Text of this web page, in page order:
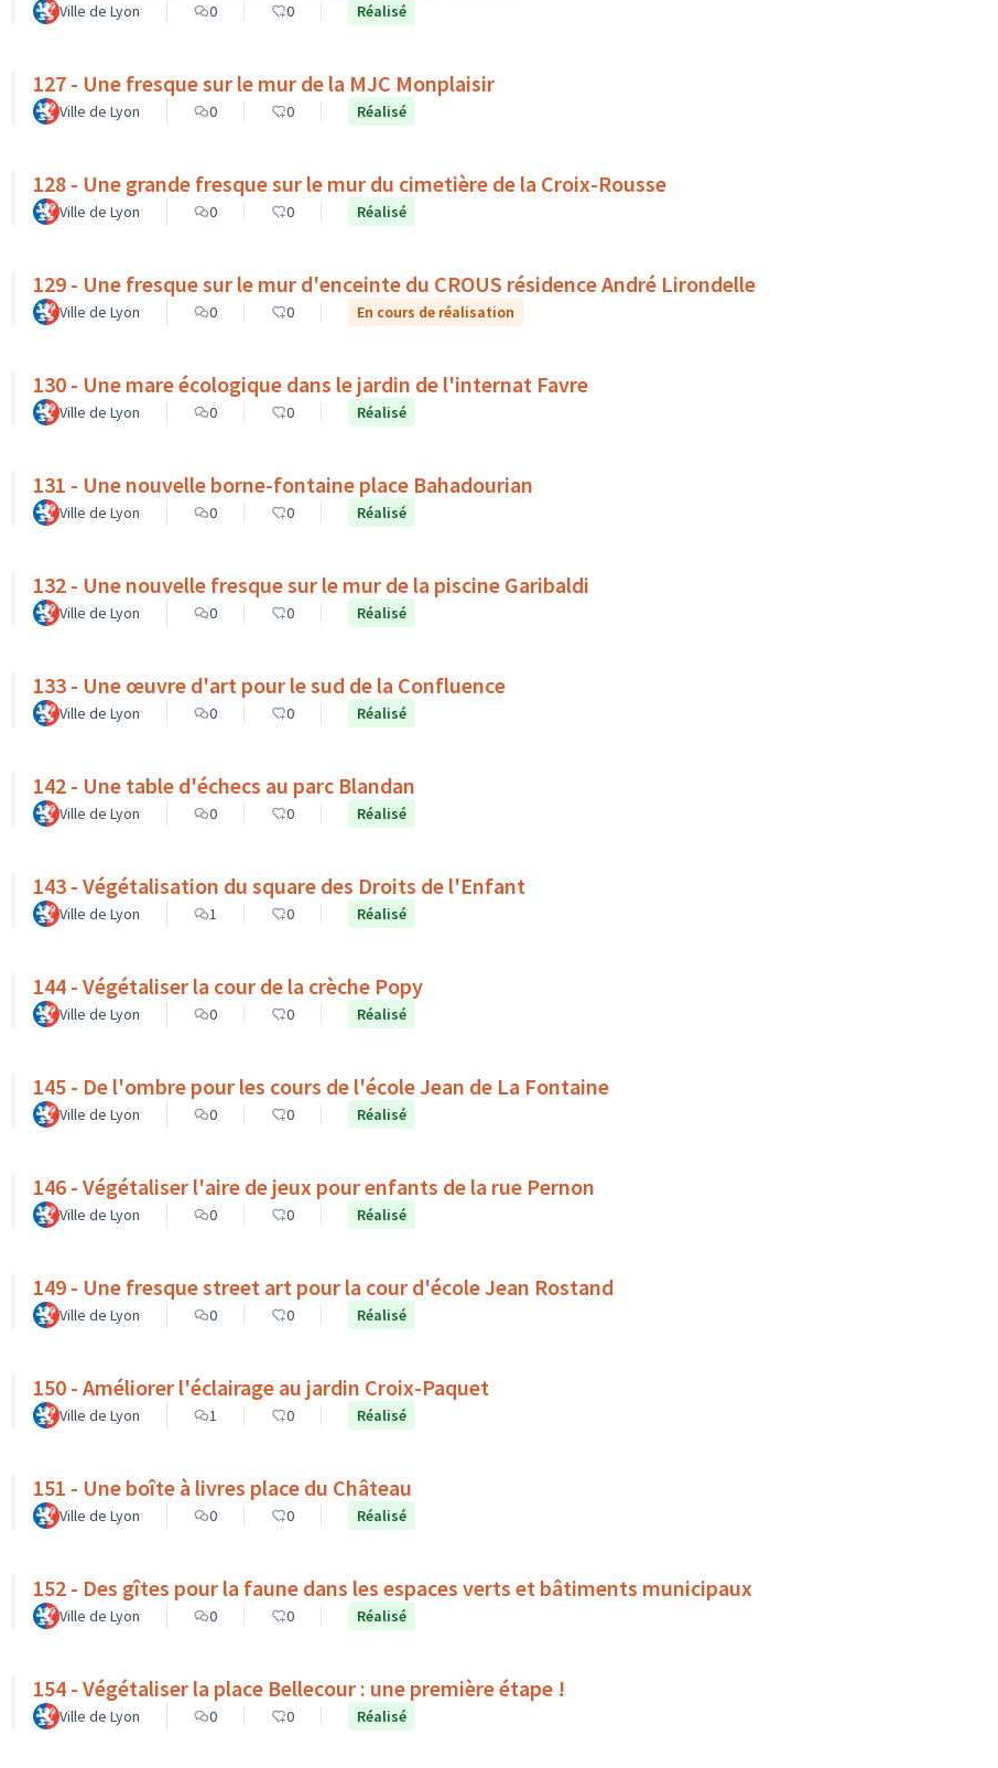
Ville de Lyon 0 0 Réalisé
127 - Une fresque sur le mur de la MJC Monplaisir
Ville de Lyon 0 0 Réalisé
128 - Une grande fresque sur le mur du cimetière de la Croix-Rousse
Ville de Lyon 0 0 Réalisé
129 - Une fresque sur le mur d'enceinte du CROUS résidence André Lirondelle
Ville de Lyon 0 0 En cours de réalisation
130 - Une mare écologique dans le jardin de l'internat Favre
Ville de Lyon 0 0 Réalisé
131 - Une nouvelle borne-fontaine place Bahadourian
Ville de Lyon 0 0 Réalisé
132 - Une nouvelle fresque sur le mur de la piscine Garibaldi
Ville de Lyon 0 0 Réalisé
133 - Une œuvre d'art pour le sud de la Confluence
Ville de Lyon 0 0 Réalisé
142 - Une table d'échecs au parc Blandan
Ville de Lyon 0 0 Réalisé
143 - Végétalisation du square des Droits de l'Enfant
Ville de Lyon 1 0 Réalisé
144 - Végétaliser la cour de la crèche Popy
Ville de Lyon 0 0 Réalisé
145 - De l'ombre pour les cours de l'école Jean de La Fontaine
Ville de Lyon 0 0 Réalisé
146 - Végétaliser l'aire de jeux pour enfants de la rue Pernon
Ville de Lyon 0 0 Réalisé
149 - Une fresque street art pour la cour d'école Jean Rostand
Ville de Lyon 0 0 Réalisé
150 - Améliorer l'éclairage au jardin Croix-Paquet
Ville de Lyon 1 0 Réalisé
151 - Une boîte à livres place du Château
Ville de Lyon 0 0 Réalisé
152 - Des gîtes pour la faune dans les espaces verts et bâtiments municipaux
Ville de Lyon 0 0 Réalisé
154 - Végétaliser la place Bellecour : une première étape !
Ville de Lyon 0 0 Réalisé